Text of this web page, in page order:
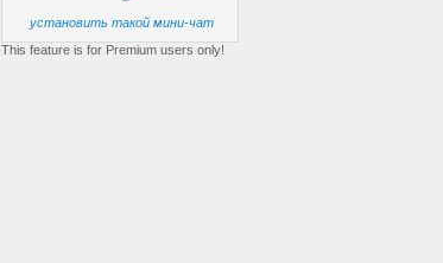
установить такой мини-чат
This feature is for Premium users only!